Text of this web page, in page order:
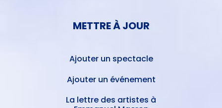
METTRE À JOUR
Ajouter un spectacle
Ajouter un événement
La lettre des artistes à